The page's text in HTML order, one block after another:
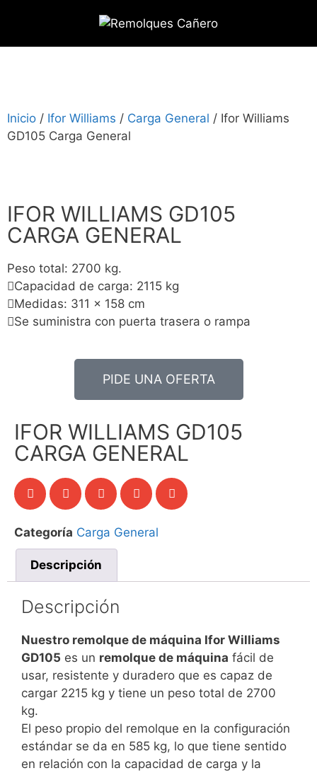
Inicio / Ifor Williams / Carga General / Ifor Williams
GD105 Carga General
IFOR WILLIAMS GD105
CARGA GENERAL
Peso total: 2700 kg.
Capacidad de carga: 2115 kg
Medidas: 311 x 158 cm
Se suministra con puerta trasera o rampa
PIDE UNA OFERTA
IFOR WILLIAMS GD105
CARGA GENERAL
Categoría Carga General
Descripción
Descripción
Nuestro remolque de máquina Ifor Williams
GD105 es un remolque de máquina fácil de
usar, resistente y duradero que es capaz de
cargar 2215 kg y tiene un peso total de 2700
kg.
El peso propio del remolque en la configuración
estándar se da en 585 kg, lo que tiene sentido
en relación con la capacidad de carga y la